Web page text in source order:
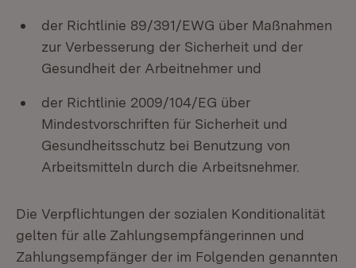
der Richtlinie 89/391/EWG über Maßnahmen
zur Verbesserung der Sicherheit und der
Gesundheit der Arbeitnehmer und
der Richtlinie 2009/104/EG über
Mindestvorschriften für Sicherheit und
Gesundheitsschutz bei Benutzung von
Arbeitsmitteln durch die Arbeitsnehmer.
Die Verpflichtungen der sozialen Konditionalität
gelten für alle Zahlungsempfängerinnen und
Zahlungsempfänger der im Folgenden genannten